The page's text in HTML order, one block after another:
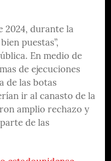
2024, durante la
puestas”,
En medio de
de ejecuciones
de las botas
ir al canasto de la
amplio rechazo y
de las